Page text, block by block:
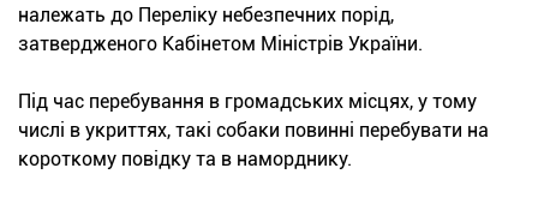
належать до Переліку небезпечних порід,
затвердженого Кабінетом Міністрів України.
Під час перебування в громадських місцях, у тому
числі в укриттях, такі собаки повинні перебувати на
короткому повідку та в наморднику.